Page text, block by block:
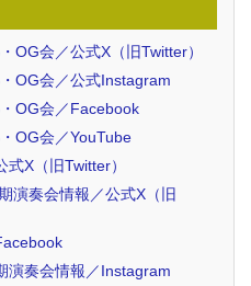
OG会／公式X（旧Twitter）
OG会／公式Instagram
OG会／Facebook
OG会／YouTube
X（旧Twitter）
演奏会情報／公式X（旧
演奏会情報／Instagram